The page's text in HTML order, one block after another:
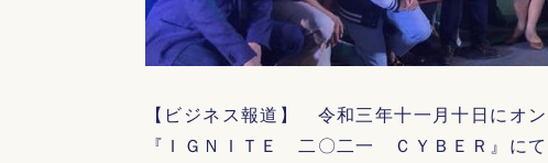
【ビジネス報道】 令和三年十一月十日にオ
『ＩＧＮＩＴＥ 二〇二一 ＣＹＢＥＲ』にて